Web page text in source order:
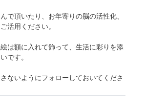
で頂いたり、お年寄りの脳の活性化、
活用ください。
は額に入れて飾って、生活に彩りを添
です。
ないようにフォローしておいてくださ